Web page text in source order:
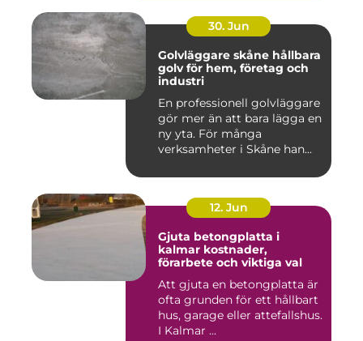
30. Jun
Golvläggare skåne hållbara
golv för hem, företag och
industri
En professionell golvläggare
gör mer än att bara lägga en
ny yta. För många
verksamheter i Skåne han...
12. Jun
Gjuta betongplatta i
kalmar kostnader,
förarbete och viktiga val
Att gjuta en betongplatta är
ofta grunden för ett hållbart
hus, garage eller attefallshus.
I Kalmar ...